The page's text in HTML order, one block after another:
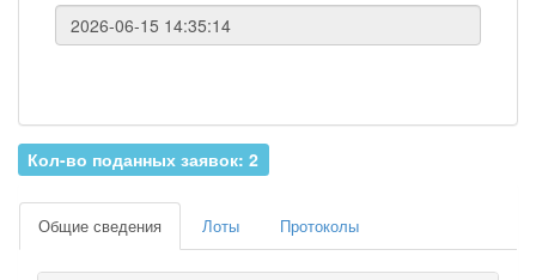
Кол-во поданных заявок: 2
Общие сведения Лоты Протоколы